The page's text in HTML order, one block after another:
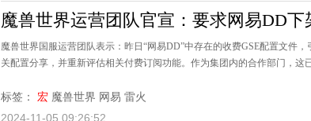
魔兽世界运营团队官宣：要求网易DD下
魔兽世界国服运营团队表示：昨日“网易DD”中存在的收费GSE配置文件
关配置分享，并重新评估相关付费订阅功能。作为集团内的合作部门，这
标签： 宏 魔兽世界 网易 雷火
2024-11-05 09:26:52